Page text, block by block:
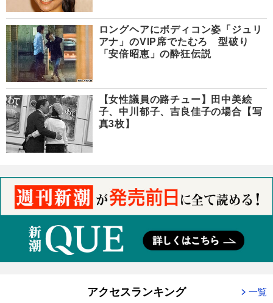
ロングヘアにボディコン姿「ジュリ
アナ」のVIP席でたむろ 型破り
「安倍昭恵」の酔狂伝説
【女性議員の路チュー】田中美絵
子、中川郁子、吉良佳子の場合【写
真3枚】
アクセスランキング 一覧